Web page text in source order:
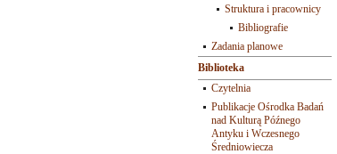
Struktura i pracownicy
Bibliografie
Zadania planowe
Biblioteka
Czytelnia
Publikacje Ośrodka Badań
nad Kulturą Późnego
Antyku i Wczesnego
Średniowiecza